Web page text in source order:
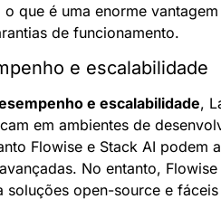
que é uma enorme
de funcionamento.
e escalabilidade
e escalabilidade,
em ambientes de
Flowise e Stack AI podem
No entanto,
soluções open-source e